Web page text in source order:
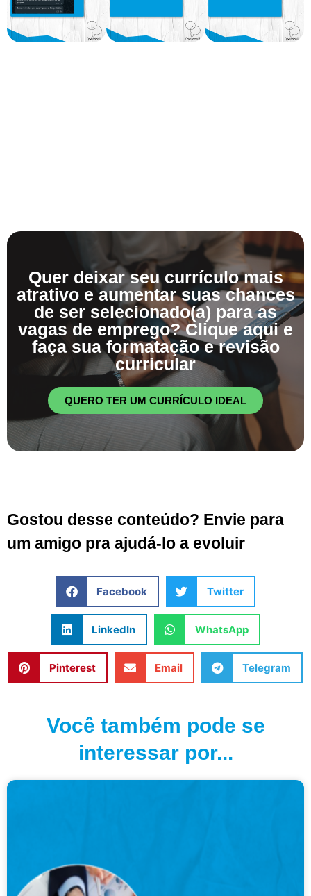
Quer deixar seu currículo mais
atrativo e aumentar suas chances
de ser selecionado(a) para as
vagas de emprego? Clique aqui e
faça sua formatação e revisão
curricular
QUERO TER UM CURRÍCULO IDEAL
Gostou desse conteúdo? Envie para
um amigo pra ajudá-lo a evoluir
Facebook Twitter
LinkedIn WhatsApp
Pinterest Email Telegram
Você também pode se
interessar por...